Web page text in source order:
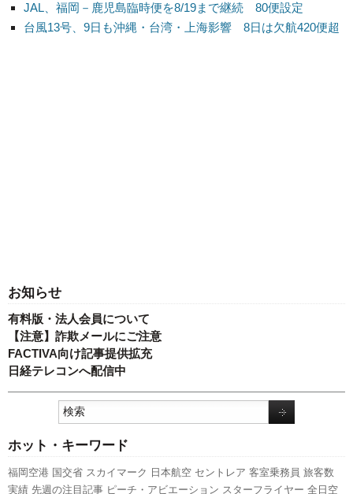
JAL、福岡－鹿児島臨時便を8/19まで継続 80便設定
台風13号、9日も沖縄・台湾・上海影響 8日は欠航420便超
お知らせ
有料版・法人会員について
【注意】詐欺メールにご注意
FACTIVA向け記事提供拡充
日経テレコンへ配信中
ホット・キーワード
福岡空港 国交省 スカイマーク 日本航空 セントレア 客室乗務員 旅客数
実績 先週の注目記事 ピーチ・アビエーション スターフライヤー 全日空